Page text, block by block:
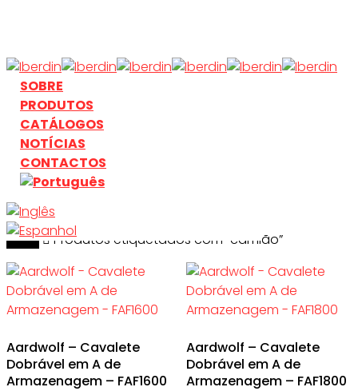
main
content
search
Menu
SOBRE
PRODUTOS
CATÁLOGOS
NOTÍCIAS
CONTACTOS
search
Início Produtos etiquetados com “camião”
Aardwolf – Cavalete
Dobrável em A de
Armazenagem – FAF1600
Aardwolf – Cavalete
Dobrável em A de
Armazenagem – FAF1800